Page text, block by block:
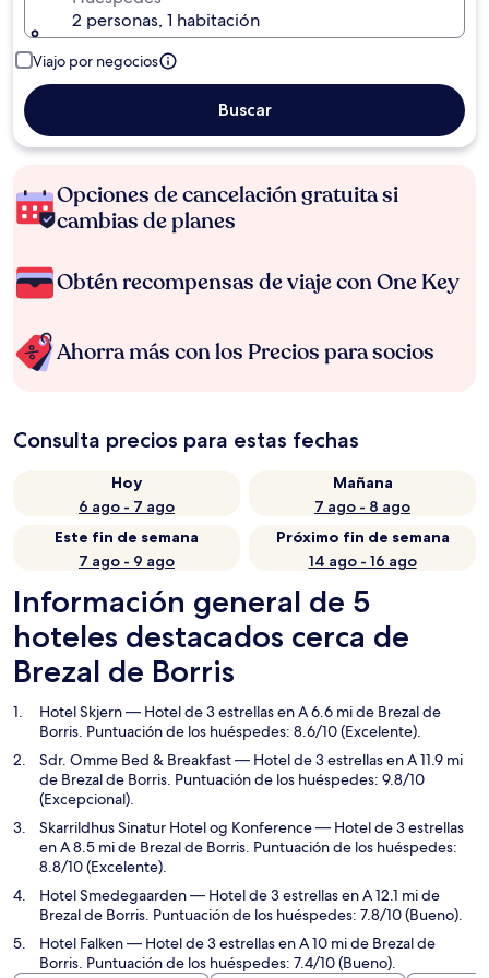
2 personas, 1 habitación
Viajo por negocios
Buscar
Opciones de cancelación gratuita si
cambias de planes
Obtén recompensas de viaje con One Key
Ahorra más con los Precios para socios
Consulta precios para estas fechas
Hoy
6 ago - 7 ago
Mañana
7 ago - 8 ago
Este fin de semana
7 ago - 9 ago
Próximo fin de semana
14 ago - 16 ago
Información general de 5
hoteles destacados cerca de
Brezal de Borris
Hotel Skjern— Hotel de 3 estrellas en A 6.6 mi de Brezal de
Borris. Puntuación de los huéspedes: 8.6/10 (Excelente).
Sdr. Omme Bed & Breakfast— Hotel de 3 estrellas en A 11.9 mi
de Brezal de Borris. Puntuación de los huéspedes: 9.8/10
(Excepcional).
Skarrildhus Sinatur Hotel og Konference— Hotel de 3 estrellas
en A 8.5 mi de Brezal de Borris. Puntuación de los huéspedes:
8.8/10 (Excelente).
Hotel Smedegaarden— Hotel de 3 estrellas en A 12.1 mi de
Brezal de Borris. Puntuación de los huéspedes: 7.8/10 (Bueno).
Hotel Falken— Hotel de 3 estrellas en A 10 mi de Brezal de
Borris. Puntuación de los huéspedes: 7.4/10 (Bueno).